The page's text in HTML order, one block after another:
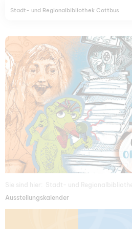
Stadt- und Regionalbibliothek Cottbus
Ausstellungskalender